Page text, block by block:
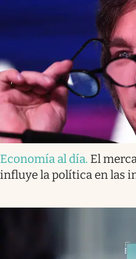
Economía al día. El
influye la política en las